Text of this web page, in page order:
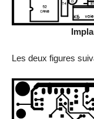
Les deux figures